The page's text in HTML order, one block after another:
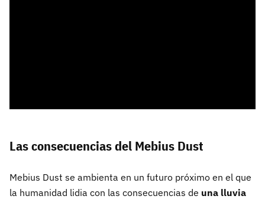
Las consecuencias del Mebius Dust
Mebius Dust se ambienta en un futuro próximo en el que
la humanidad lidia con las consecuencias de una lluvia